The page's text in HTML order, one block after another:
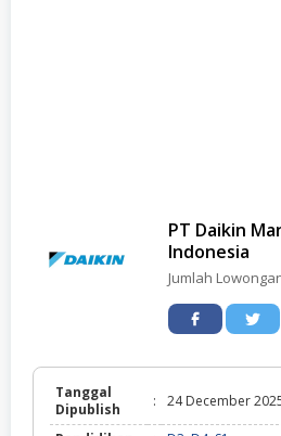
PT Daikin
Indonesia
Jumlah
Tanggal
Dipublish
: 24 December